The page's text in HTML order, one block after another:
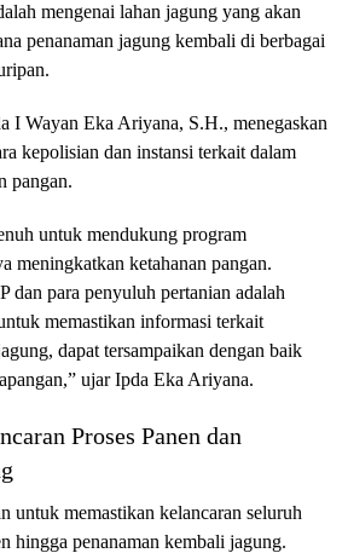
mengenai lahan jagung yang akan
penanaman jagung kembali di berbagai
I Wayan Eka Ariyana, S.H., menegaskan
kepolisian dan instansi terkait dalam
pangan.
untuk mendukung program
meningkatkan ketahanan pangan.
dan para penyuluh pertanian adalah
memastikan informasi terkait
dapat tersampaikan dengan baik
ujar Ipda Eka Ariyana.
Proses Panen dan
untuk memastikan kelancaran seluruh
hingga penanaman kembali jagung.